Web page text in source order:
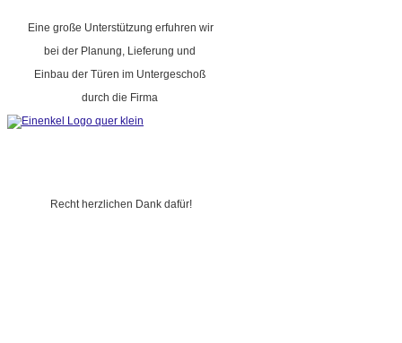
Eine große Unterstützung erfuhren wir
bei der Planung, Lieferung und
Einbau der Türen im Untergeschoß
durch die Firma
Recht herzlichen Dank dafür!